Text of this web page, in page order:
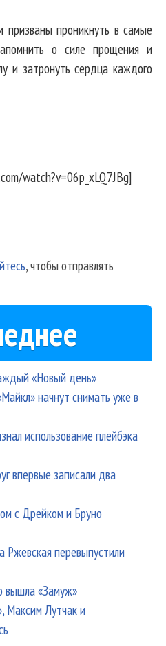
проникнуть в самые
о силе прощения и
и затронуть сердца каждого
watch?v=06p_xLQ7JBg]
, чтобы отправлять
«Новый день»
начнут снимать уже в
использование плейбэка
впервые записали два
с Дрейком и Бруно
перевыпустили
вышла «Замуж»
Максим Лутчак и